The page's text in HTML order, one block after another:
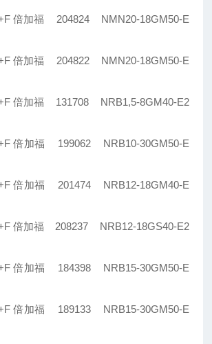
倍加福 204824 NMN20-18GM50-E
倍加福 204822 NMN20-18GM50-E
倍加福 131708 NRB1,5-8GM40-E2
倍加福 199062 NRB10-30GM50-E
倍加福 201474 NRB12-18GM40-E
倍加福 208237 NRB12-18GS40-E2
倍加福 184398 NRB15-30GM50-E
倍加福 189133 NRB15-30GM50-E